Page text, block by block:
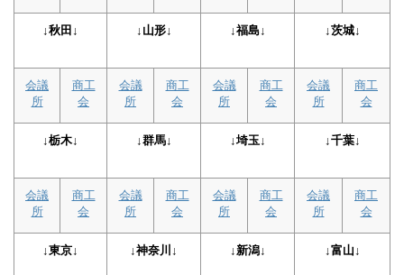
↓秋田↓ ↓山形↓ ↓福島↓ ↓茨城↓
会議
所
商工
会
会議
所
商工
会
会議
所
商工
会
会議
所
商工
会
↓栃木↓ ↓群馬↓ ↓埼玉↓ ↓千葉↓
会議
所
商工
会
会議
所
商工
会
会議
所
商工
会
会議
所
商工
会
↓東京↓ ↓神奈川↓ ↓新潟↓ ↓富山↓